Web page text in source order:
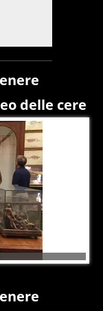
delle cere